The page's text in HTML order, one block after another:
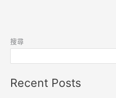
搜尋
Recent Posts